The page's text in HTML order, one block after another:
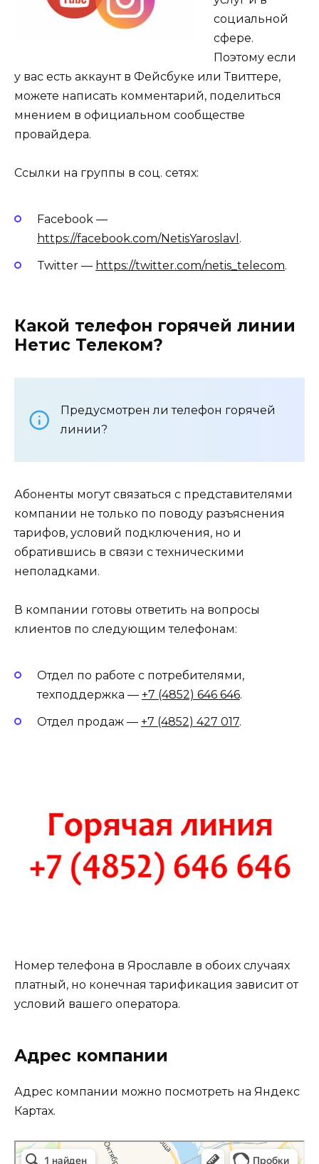
социальной
сфере.
Поэтому если
у вас есть аккаунт в Фейсбуке или Твиттере,
можете написать комментарий, поделиться
мнением в официальном сообществе
провайдера.
Ссылки на группы в соц. сетях:
Facebook —
https://facebook.com/NetisYaroslavl .
Twitter — https://twitter.com/netis_telecom.
Какой телефон горячей линии
Нетис Телеком?
Предусмотрен ли телефон горячей
линии?
Абоненты могут связаться с представителями
компании не только по поводу разъяснения
тарифов, условий подключения, но и
обратившись в связи с техническими
неполадками.
В компании готовы ответить на вопросы
клиентов по следующим телефонам:
Отдел по работе с потребителями,
техподдержка — +7 (4852) 646 646.
Отдел продаж — +7 (4852) 427 017.
Номер телефона в Ярославле в обоих случаях
платный, но конечная тарификация зависит от
условий вашего оператора.
Адрес компании
Адрес компании можно посмотреть на Яндекс
Картах.